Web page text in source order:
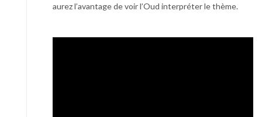
aurez l’avantage de voir l’Oud interpréter le thème.